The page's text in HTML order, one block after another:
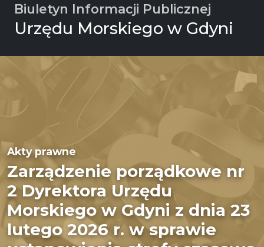
Biuletyn Informacji Publicznej
Urzędu Morskiego w Gdyni
Akty prawne
Zarządzenie porządkowe nr
2 Dyrektora Urzędu
Morskiego w Gdyni z dnia 23
lutego 2026 r. w sprawie